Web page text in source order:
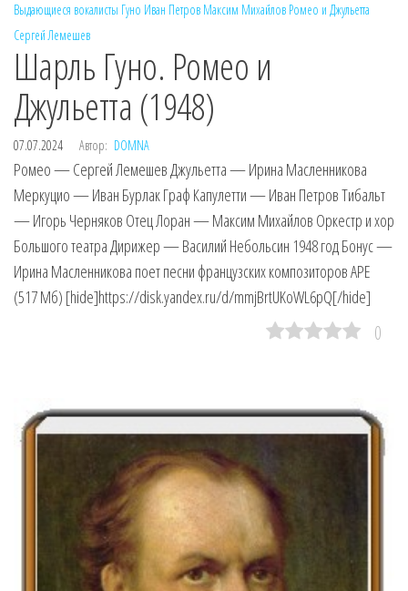
Выдающиеся вокалисты Гуно Иван Петров Максим Михайлов Ромео и Джульетта
Сергей Лемешев
Шарль Гуно. Ромео и
Джульетта (1948)
07.07.2024 Автор: DOMNA
Ромео — Сергей Лемешев Джульетта — Ирина Масленникова
Меркуцио — Иван Бурлак Граф Капулетти — Иван Петров Тибальт
— Игорь Черняков Отец Лоран — Максим Михайлов Оркестр и хор
Большого театра Дирижер — Василий Небольсин 1948 год Бонус —
Ирина Масленникова поет песни французских композиторов APE
(517 Мб) [hide]https://disk.yandex.ru/d/mmjBrtUKoWL6pQ[/hide]
0